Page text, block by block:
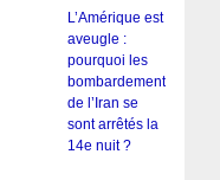
L’Amérique est
aveugle :
pourquoi les
bombardements
de l’Iran se
sont arrêtés la
14e nuit ?